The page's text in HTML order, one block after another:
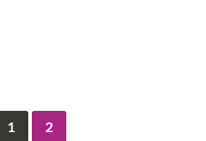
1 2